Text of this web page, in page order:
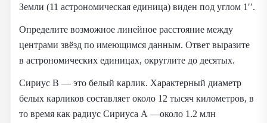
Земли (11 астрономическая единица) виден под углом 1′′.
Определите возможное линейное расстояние между
центрами звёзд по имеющимся данным. Ответ выразите
в астрономических единицах, округлите до десятых.
Сириус B — это белый карлик. Характерный диаметр
белых карликов составляет около 12 тысяч километров, в
то время как радиус Сириуса A —около 1.2 млн